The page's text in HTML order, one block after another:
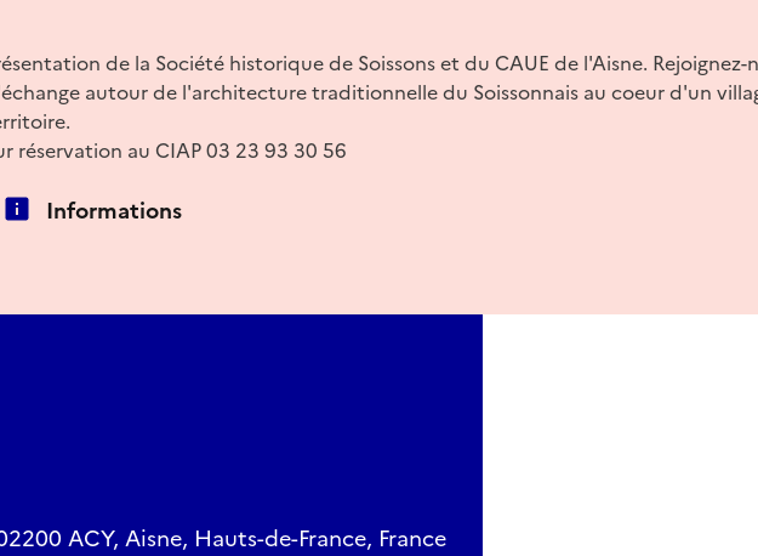
de la Société historique de Soissons et du CAUE de l'Aisne.
autour de l'architecture traditionnelle du Soissonnais au coeur d'un
réservation au CIAP 03 23 93 30 56
Informations
ACY, Aisne, Hauts-de-France, France